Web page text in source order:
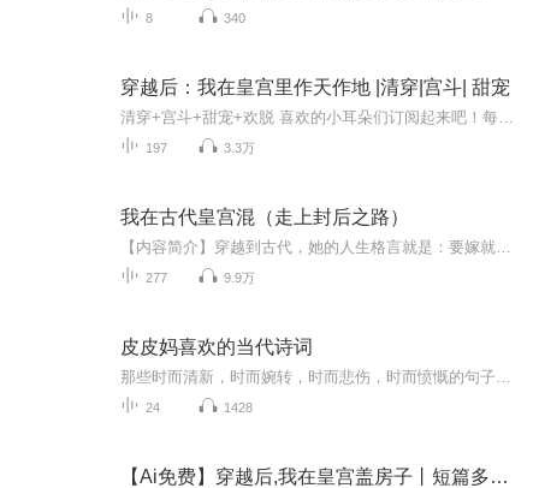
8 340
穿越后：我在皇宫里作天作地 |清穿|宫斗| 甜宠
197 3.3万
我在古代皇宫混（走上封后之路）
277 9.9万
皮皮妈喜欢的当代诗词
24 1428
【Ai免费】穿越后,我在皇宫盖房子丨短篇多播甜宠文